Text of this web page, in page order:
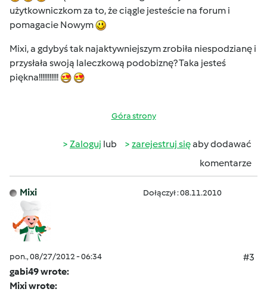
użytkowniczkom za to, że ciągle jesteście na forum i
pomagacie Nowym
Mixi, a gdybyś tak najaktywniejszym zrobiła niespodzianę i
przysłała swoją laleczkową podobiznę? Taka jesteś
piękna!!!!!!!!!!!
Góra strony
Zaloguj lub zarejestruj sięaby dodawać
komentarze
Mixi Dołączył : 08.11.2010
pon., 08/27/2012 - 06:34
#3
gabi49 wrote:
Mixi wrote: